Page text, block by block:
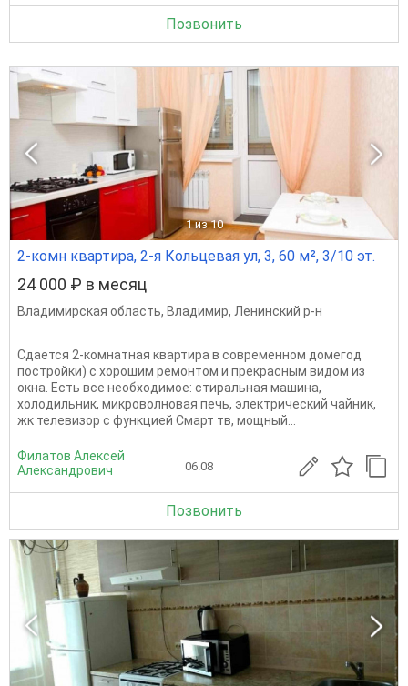
Позвонить
1 из 10
2-комн квартира, 2-я Кольцевая ул, 3, 60 м², 3/10 эт.
24 000 ₽ в месяц
Владимирская область, Владимир, Ленинский р-н
Сдается 2-комнатная квартира в современном домегод
постройки) с хорошим ремонтом и прекрасным видом из
окна. Есть все необходимое: стиральная машина,
холодильник, микроволновая печь, электрический чайник,
жк телевизор с функцией Смарт тв, мощный...
Филатов Алексей
Александрович
06.08
Позвонить